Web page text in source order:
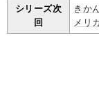
シリーズ次
回
きか
メリ